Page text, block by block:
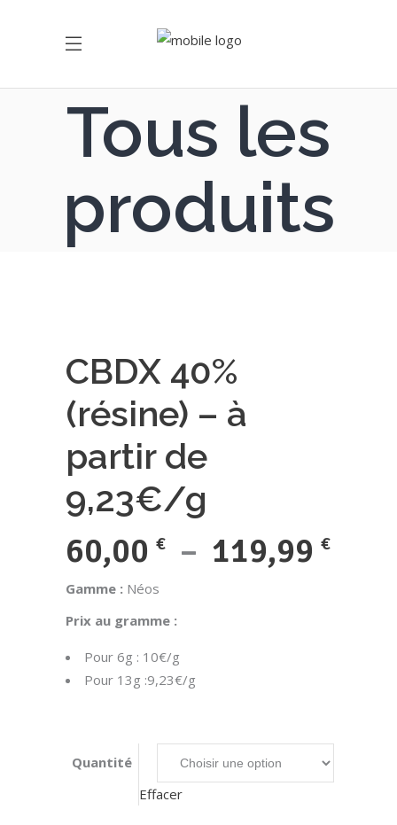
Tous les
produits
CBDX 40%
(résine) – à
partir de
9,23€/g
60,00 € – 119,99 €
Gamme : Néos
Prix au gramme :
Pour 6g : 10€/g
Pour 13g :9,23€/g
Quantité
Effacer